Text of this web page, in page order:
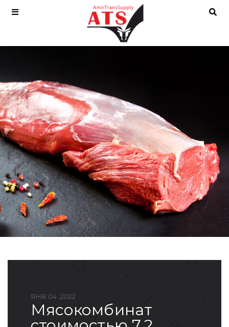
ЯНВ 04 ,2022
мясокомбинат